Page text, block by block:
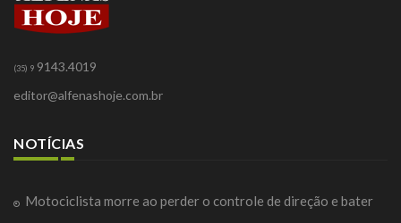
(35) 9 9143.4019
editor@alfenashoje.com.br
NOTÍCIAS
Motociclista morre ao perder o controle de direção e bater